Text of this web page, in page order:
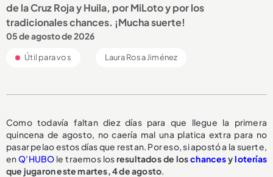
de la Cruz Roja y Huila, por MiLoto y por los
tradicionales chances. ¡Mucha suerte!
05 de agosto de 2026
Útil para vos Laura Rosa Jiménez
Como todavía faltan diez días para que llegue la primera
quincena de agosto, no caería mal una platica extra para no
pasar pelao estos días que restan. Por eso, si apostó a la suerte,
enQ’HUBO le traemos losresultados de loschancesyloterías
que jugaron este martes, 4 de agosto.